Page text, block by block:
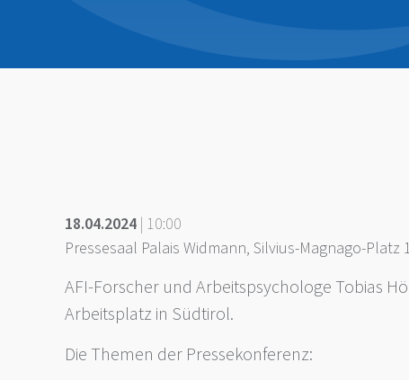
18.04.2024 | 10:00
Pressesaal Palais Widmann, Silvius-Magnago-Platz
AFI-Forscher und Arbeitspsychologe Tobias
Arbeitsplatz in Südtirol.
Die Themen der Pressekonferenz: